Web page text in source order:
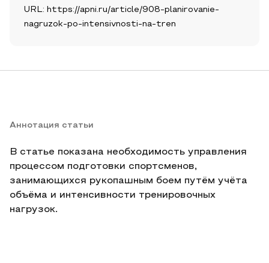
URL: https://apni.ru/article/908-planirovanie-
nagruzok-po-intensivnosti-na-tren
Аннотация статьи
В статье показана необходимость управления
процессом подготовки спортсменов,
занимающихся рукопашным боем путём учёта
объёма и интенсивности тренировочных
нагрузок.